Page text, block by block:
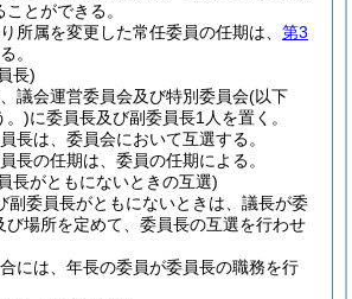
とができる。
所属を変更した常任委員の任期は、 第3
。
長)
議会運営委員会及び特別委員会(以下
。)に委員長及び副委員長1人を置く。
長は、委員会において互選する。
長の任期は、委員の任期による。
長がともにないときの互選)
副委員長がともにないときは、議長が委
び場所を定めて、委員長の互選を行わせ
には、年長の委員が委員長の職務を行